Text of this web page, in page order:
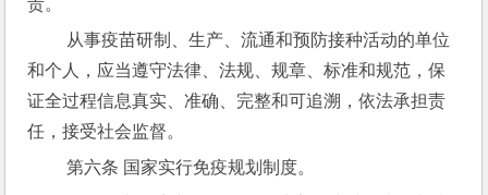
责。
和个人，应当遵守法律、法规、规章、标准和规范，保
证全过程信息真实、准确、完整和可追溯，依法承担责
任，接受社会监督。
第六条 国家实行免疫规划制度。